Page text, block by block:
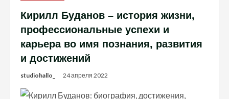
Кирилл Буданов – история жизни,
профессиональные успехи и
карьера во имя познания, развития
и достижений
studiohallo_ 24 апреля 2022